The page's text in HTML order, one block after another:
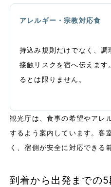
アレルギー・宗教対応食
持込み規則だけでなく、
接触リスクを宿へ伝えます
るとは限りません。
観光庁は、食事の希望やアレ
するよう案内しています。客
く、宿側が安全に対応できる
到着から出発までの5